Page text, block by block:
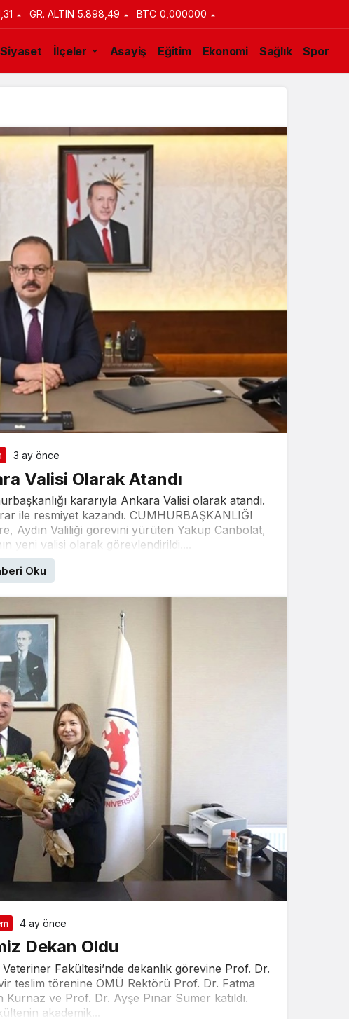
GR. ALTIN 5.898,49 BTC 0,000000
Siyaset İlçeler Asayiş Eğitim Ekonomi Sağlık Spor
3 ay önce
Valisi Olarak Atandı
kararıyla Ankara Valisi olarak atandı.
ile resmiyet kazandı. CUMHURBAŞKANLIĞI
Aydın Valiliği görevini yürüten Yakup Canbolat,
yeni valisi olarak görevlendirildi....
Oku
4 ay önce
Dekan Oldu
Fakültesi’nde dekanlık görevine Prof. Dr.
teslim törenine OMÜ Rektörü Prof. Dr. Fatma
Kurnaz ve Prof. Dr. Ayşe Pınar Sumer katıldı.
akademik...